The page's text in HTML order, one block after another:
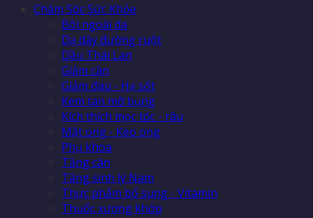
Chăm Sóc Sức Khỏe
Bôi ngoài da
Dạ dày đường ruột
Dầu Thái Lan
Giảm cân
Giảm đau - Hạ sốt
Kem tan mỡ bụng
Kích thích mọc tóc - râu
Mật ong - Keo ong
Phụ khoa
Tăng cân
Tăng sinh lý Nam
Thực phẩm bổ sung - Vitamin
Thuốc xương khớp